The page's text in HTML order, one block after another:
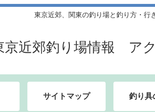
東京近郊、関東の釣り場と釣り方・行
京近郊釣り場情報 ア
サイトマップ 釣り具